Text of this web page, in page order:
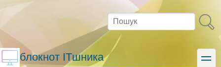
Перейти
вмісту
Пошук
блокнот ITшника toggle